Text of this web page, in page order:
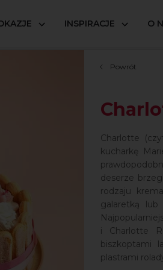
INSPIRACJE O
Powrót
Charlotte
kucharkę
deserze
rodzaju
galaretką lub
i Charlotte
biszkoptami
plastrami